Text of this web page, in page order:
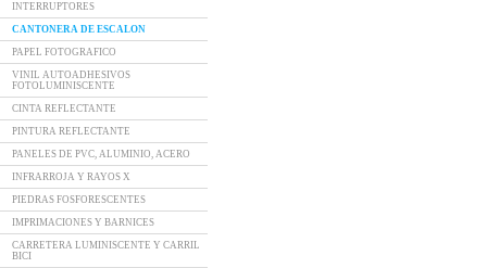
INTERRUPTORES
CANTONERA DE ESCALON
PAPEL FOTOGRAFICO
VINIL AUTOADHESIVOS
FOTOLUMINISCENTE
CINTA REFLECTANTE
PINTURA REFLECTANTE
PANELES DE PVC, ALUMINIO, ACERO
INFRARROJA Y RAYOS X
PIEDRAS FOSFORESCENTES
IMPRIMACIONES Y BARNICES
CARRETERA LUMINISCENTE Y CARRIL
BICI